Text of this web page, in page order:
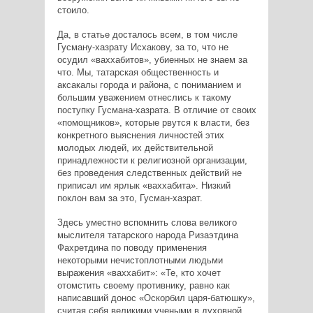
стоило.
Да, в статье досталось всем, в том числе
Гусману-хазрату Исхакову, за то, что не
осудил «ваххабитов», убиенных не знаем за
что. Мы, татарская общественность и
аксакалы города и района, с пониманием и
большим уважением отнеслись к такому
поступку Гусмана-хазрата. В отличие от своих
«помощников», которые рвутся к власти, без
конкретного выяснения личностей этих
молодых людей, их действительной
принадлежности к религиозной организации,
без проведения следственных действий не
приписал им ярлык «ваххабита». Низкий
поклон вам за это, Гусман-хазрат.
Здесь уместно вспомнить слова великого
мыслителя татарского народа Ризаэтдина
Фахретдина по поводу применения
некоторыми нечистоплотными людьми
выражения «ваххабит»: «Те, кто хочет
отомстить своему противнику, равно как
написавший донос «Оскорбил царя-батюшку»,
считая себя великими учеными в духовной